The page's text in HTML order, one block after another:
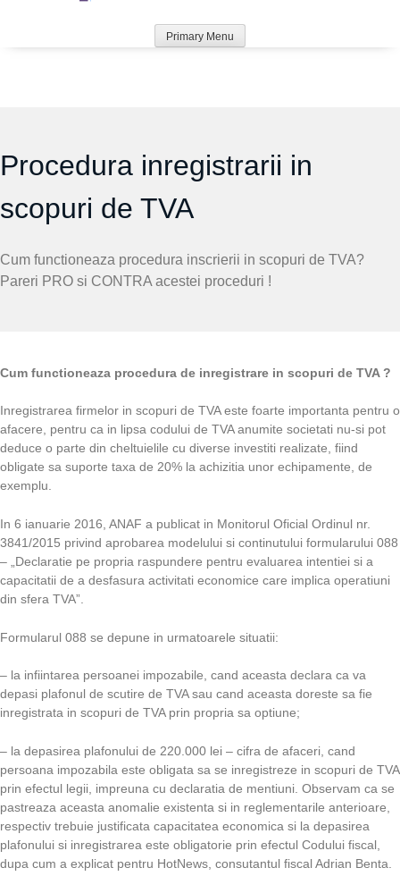
Primary Menu
Procedura inregistrarii in
scopuri de TVA
Cum functioneaza procedura inscrierii in scopuri de TVA?
Pareri PRO si CONTRA acestei proceduri !
Cum functioneaza procedura de inregistrare in scopuri de TVA ?
Inregistrarea firmelor in scopuri de TVA este foarte importanta pentru o
afacere, pentru ca in lipsa codului de TVA anumite societati nu-si pot
deduce o parte din cheltuielile cu diverse investiti realizate, fiind
obligate sa suporte taxa de 20% la achizitia unor echipamente, de
exemplu.
In 6 ianuarie 2016, ANAF a publicat in Monitorul Oficial Ordinul nr.
3841/2015 privind aprobarea modelului si continutului formularului 088
– „Declaratie pe propria raspundere pentru evaluarea intentiei si a
capacitatii de a desfasura activitati economice care implica operatiuni
din sfera TVA”.
Formularul 088 se depune in urmatoarele situatii:
– la infiintarea persoanei impozabile, cand aceasta declara ca va
depasi plafonul de scutire de TVA sau cand aceasta doreste sa fie
inregistrata in scopuri de TVA prin propria sa optiune;
– la depasirea plafonului de 220.000 lei – cifra de afaceri, cand
persoana impozabila este obligata sa se inregistreze in scopuri de TVA
prin efectul legii, impreuna cu declaratia de mentiuni. Observam ca se
pastreaza aceasta anomalie existenta si in reglementarile anterioare,
respectiv trebuie justificata capacitatea economica si la depasirea
plafonului si inregistrarea este obligatorie prin efectul Codului fiscal,
dupa cum a explicat pentru HotNews, consutantul fiscal Adrian Benta.